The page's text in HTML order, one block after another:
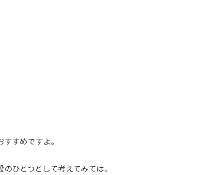
すめですよ。
ひとつとして考えてみては。